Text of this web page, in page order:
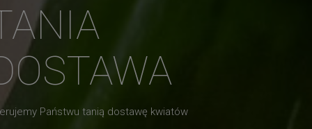
Państwu tanią dostawę kwiatów